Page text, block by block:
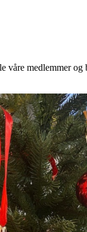
våre medlemmer